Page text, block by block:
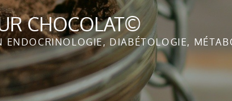
CHOCOLAT©
ENDOCRINOLOGIE, DIABÉTOLOGIE,